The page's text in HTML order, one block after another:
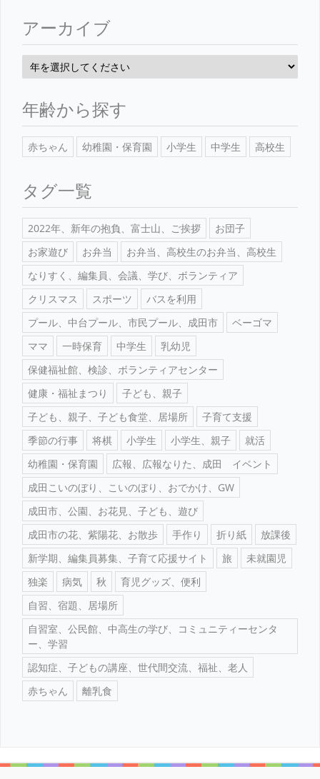
アーカイブ
年齢から探す
赤ちゃん 幼稚園・保育園 小学生 中学生 高校生
タグ一覧
2022年、新年の抱負、富士山、ご挨拶
お団子
お家遊び
お弁当
お弁当、高校生のお弁当、高校生
なりすく、編集員、会議、学び、ボランティア
クリスマス
スポーツ
バスを利用
プール、中台プール、市民プール、成田市
ベーゴマ
ママ
一時保育 中学生
乳幼児
保健福祉館、検診、ボランティアセンター
健康・福祉まつり
子ども、親子
子ども、親子、子ども食堂、居場所
子育て支援
季節の行事
将棋 小学生 小学生、親子
就活
幼稚園・保育園
広報、広報なりた、成田 イベント
成田こいのぼり、こいのぼり、おでかけ、GW
成田市、公園、お花見、子ども、遊び
成田市の花、紫陽花、お散歩
手作り 折り紙
放課後
新学期、編集員募集、子育て応援サイト
旅
未就園児
独楽
病気 秋
育児グッズ、便利
自習、宿題、居場所
自習室、公民館、中高生の学び、コミュニティーセンタ
ー、学習
認知症、子どもの講座、世代間交流、福祉、老人
赤ちゃん
離乳食